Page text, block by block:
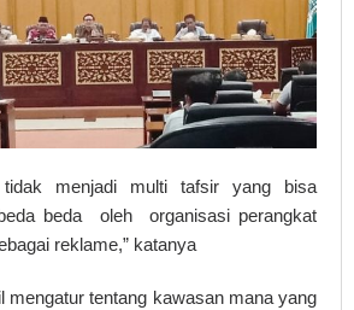
menjadi multi tafsir yang bisa
beda oleh organisasi perangkat
reklame,” katanya
mengatur tentang kawasan mana yang